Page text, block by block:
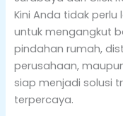
Kini Anda tidak
untuk mengangkut
pindahan rumah,
perusahaan,
siap menjadi solusi
terpercaya.